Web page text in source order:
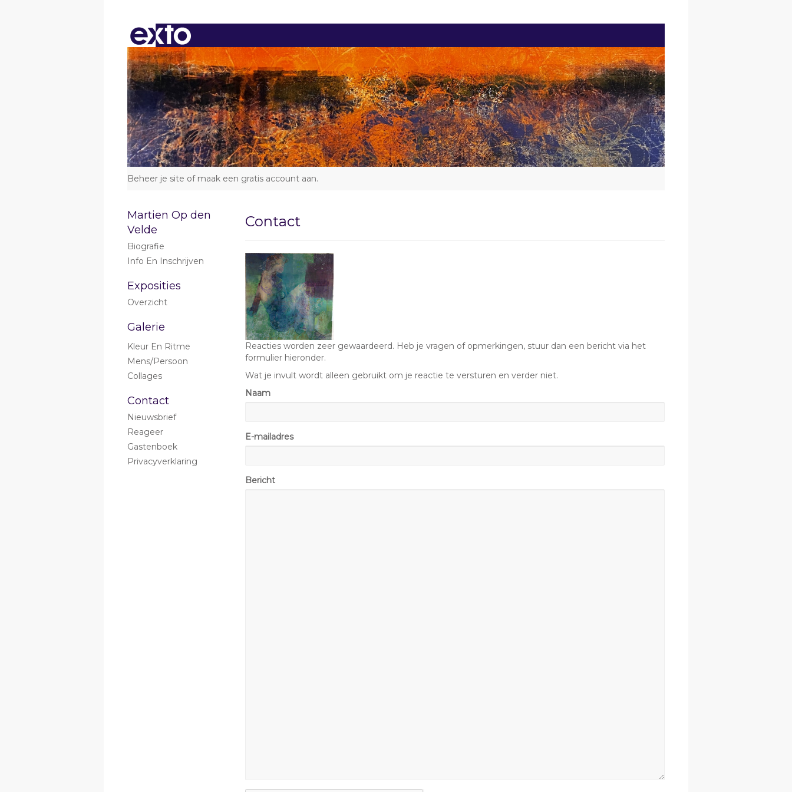
Beheer je site of maak een gratis account aan.
Contact
Reacties worden zeer gewaardeerd. Heb je vragen of opmerkingen, stuur dan een bericht via het
formulier hieronder.
Wat je invult wordt alleen gebruikt om je reactie te versturen en verder niet.
Naam
E-mailadres
Bericht
Martien Op den
Velde
Biografie
Info En Inschrijven
Exposities
Overzicht
Galerie
Kleur En Ritme
Mens/persoon
Collages
Contact
Nieuwsbrief
Reageer
Gastenboek
Privacyverklaring